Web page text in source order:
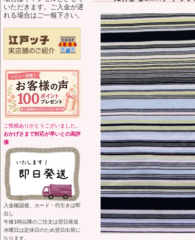
いただきます。ご入金が遅
れる場合はご一報下さい。
ご投稿ありがとうございました。
おかげさまで対応が早いとの高評
価
入金確認後、カード・代引きは即
出し
午後1時以降のご注文は翌日発送
水曜日は定休日のため翌日出荷に
なります。